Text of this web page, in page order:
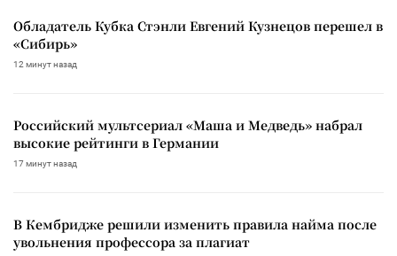
Обладатель Кубка Стэнли Евгений Кузнецов перешел в
«Сибирь»
12 минут назад
Российский мультсериал «Маша и Медведь» набрал
высокие рейтинги в Германии
17 минут назад
В Кембридже решили изменить правила найма после
увольнения профессора за плагиат